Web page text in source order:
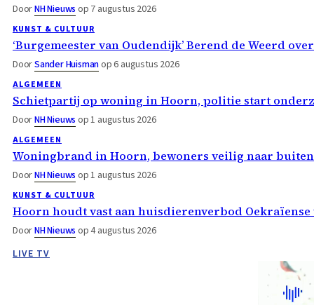
DoorNH Nieuws op 7 augustus 2026
KUNST & CULTUUR
‘Burgemeester van Oudendijk’ Berend de Weerd
DoorSander Huismanop 6 augustus 2026
ALGEMEEN
Schietpartij op woning in Hoorn, politie start
DoorNH Nieuws op 1 augustus 2026
ALGEMEEN
Woningbrand in Hoorn, bewoners veilig naar buiten
DoorNH Nieuws op 1 augustus 2026
KUNST & CULTUUR
Hoorn houdt vast aan huisdierenverbod
DoorNH Nieuws op 4 augustus 2026
LIVE TV